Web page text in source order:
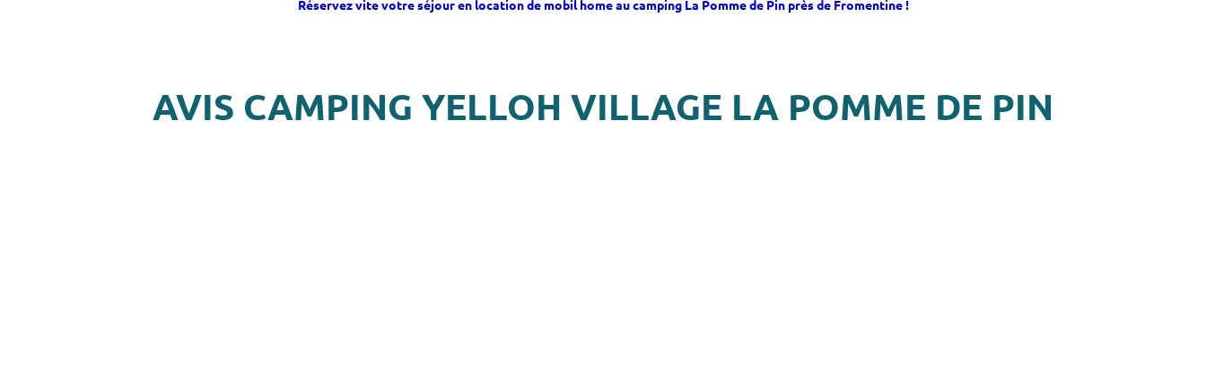
Réservez vite votre séjour en location de mobil home au camping La Pomme de Pin près de Fromentine !
AVIS CAMPING YELLOH VILLAGE LA POMME DE PIN